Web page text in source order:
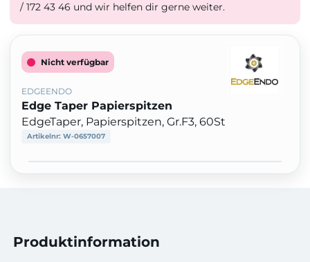
/ 172 43 46 und wir helfen dir gerne weiter.
Nicht verfügbar
EDGEENDO
Edge Taper Papierspitzen
EdgeTaper, Papierspitzen, Gr.F3, 60St
Artikelnr: W-0657007
Produktinformation